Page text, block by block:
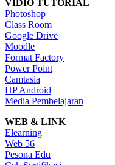
VIDIO TUTORIAL
Photoshop
Class Room
Google Drive
Moodle
Format Factory
Power Point
Camtasia
HP Android
Media Pembelajaran
WEB & LINK
Elearning
Web 56
Pesona Edu